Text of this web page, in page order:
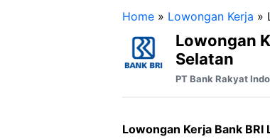
Home » Lowongan Kerja »
Lowongan
Selatan
PT Bank Rakyat
Lowongan Kerja Bank BRI